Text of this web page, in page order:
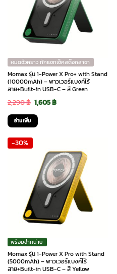
หมดชั่วคราว ทักแชทเช็คสต๊อกสาขา
Momax รุ่น 1-Power X Pro+ with Stand
(10000mAh) – พาวเวอร์แบงค์ไร้
สาย+Built-in USB-C – สี Green
2,290฿ Original
price
was:
1,605฿Current
อ่านเพิ่ม
-30%
พร้อมจำหน่าย
Momax รุ่น 1-Power X Pro with Stand
(5000mAh) – พาวเวอร์แบงค์ไร้
สาย+Built-in USB-C – สี Yellow